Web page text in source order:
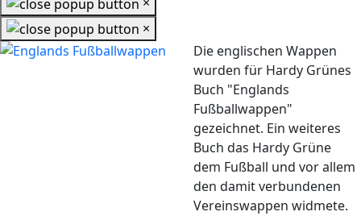
×
Die englischen Wappen
wurden für Hardy Grünes
Buch "Englands
Fußballwappen"
gezeichnet. Ein weiteres
Buch das Hardy Grüne
dem Fußball und vor allem
den damit verbundenen
Vereinswappen widmete.